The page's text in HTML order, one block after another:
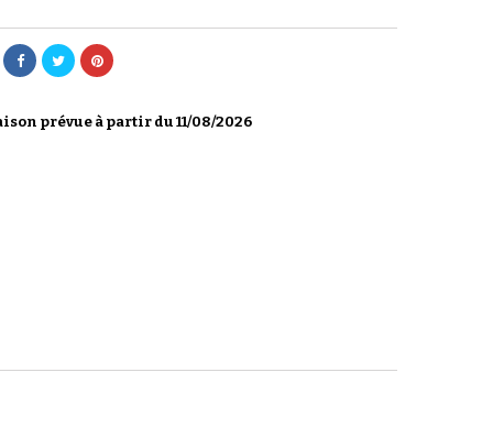
prévue à partir du 11/08/2026